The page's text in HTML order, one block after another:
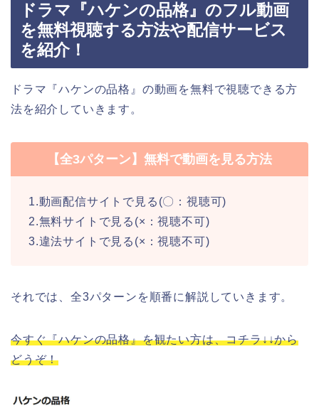
ドラマ『ハケンの品格』のフル動画
を無料視聴する方法や配信サービス
を紹介！
ドラマ『ハケンの品格』の動画を無料で視聴できる方
法を紹介していきます。
【全3パターン】無料で動画を見る方法
1.動画配信サイトで見る(〇：視聴可)
2.無料サイトで見る(×：視聴不可)
3.違法サイトで見る(×：視聴不可)
それでは、全3パターンを順番に解説していきます。
今すぐ『ハケンの品格』を観たい方は、コチラ↓↓から
どうぞ！